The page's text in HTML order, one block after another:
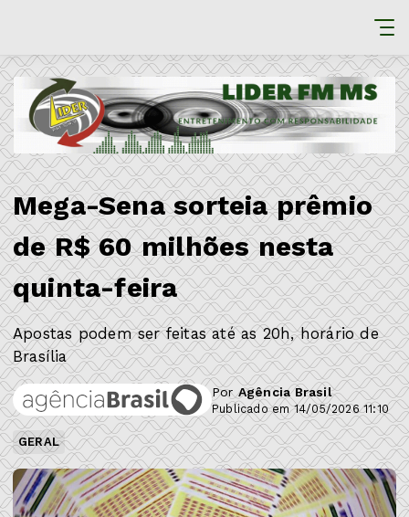
Mega-Sena sorteia prêmio
de R$ 60 milhões nesta
quinta-feira
Apostas podem ser feitas até as 20h, horário de
Brasília
PorAgência Brasil
Publicado em 14/05/2026 11:10
GERAL